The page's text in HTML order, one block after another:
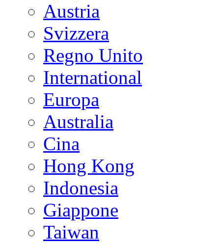
Austria
Svizzera
Regno Unito
International
Europa
Australia
Cina
Hong Kong
Indonesia
Giappone
Taiwan